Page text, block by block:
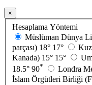
×
Hesaplama Yöntemi
Müslüman Dünya
parçası) 18° 17°
Kanada) 15° 15°
18.5° 90* Londra
İslam Örgütleri Birliği